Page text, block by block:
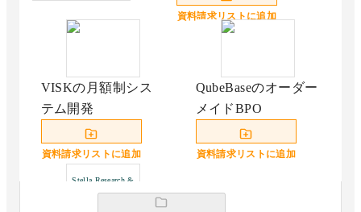
資料請求リストに追加
VISKの月額制シス
テム開発
資料請求リストに追加
QubeBaseのオーダー
メイドBPO
資料請求リストに追加
Stella Research &
DevelopmentのAI